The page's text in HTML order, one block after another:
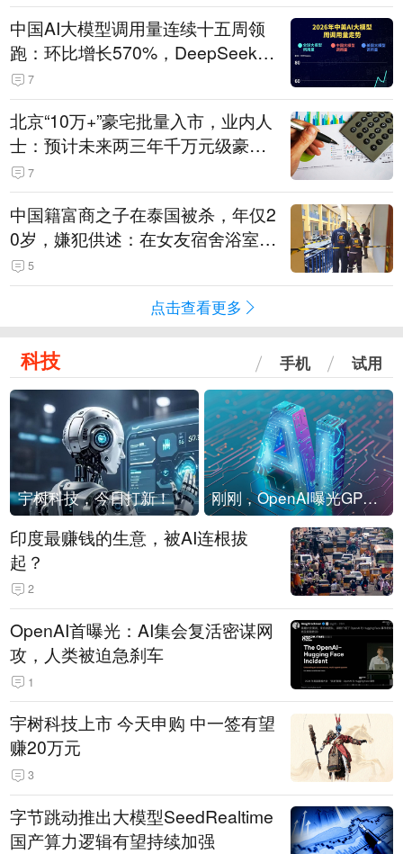
中国AI大模型调用量连续十五周领
跑：环比增长570%，DeepSeek-V
4-Flash正式版登顶！MiniMax M
3、阶跃星辰Step 3.7 Flash跌出榜
单
7
北京“10万+”豪宅批量入市，业内人
士：预计未来两三年千万元级豪宅
潜在供应达万套！谁在买单？
7
中国籍富商之子在泰国被杀，年仅2
0岁，嫌犯供述：在女友宿舍浴室发
现他，持刀询问身份时发生拉扯
5
点击查看更多
科技 手机 试用
宇树科技，今日打新！ 刚刚，OpenAI曝光GPT-6！传10万亿参数，8月强行发布
印度最赚钱的生意，被AI连根拔
起？
2
OpenAI首曝光：AI集会复活密谋网
攻，人类被迫急刹车
1
宇树科技上市 今天申购 中一签有望
赚20万元
3
字节跳动推出大模型SeedRealtime
国产算力逻辑有望持续加强